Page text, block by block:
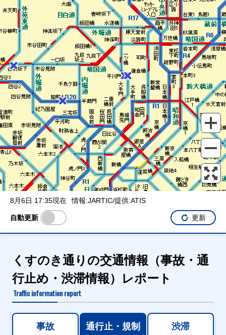
表示設定
通行止め
チェーン規制等
調整中
規制情報
事故 規制 通行止め
8月6日 17:35現在 情報:JARTIC/提供:ATIS
自動更新 更新
くすのき通りの交通情報（事故・通
行止め・渋滞情報）レポート
Traffic information report
事故 通行止・規制 渋滞